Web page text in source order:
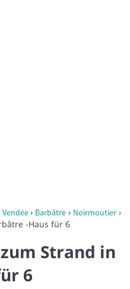
Vendée› Barbâtre › Noirmoutier ›
-Haus für 6
Strand in
6